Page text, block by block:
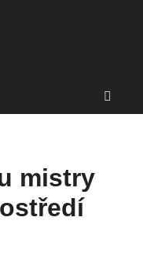
mistry